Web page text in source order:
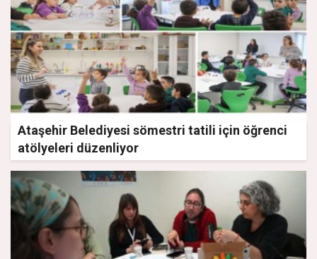
Ataşehir Belediyesi sömestri tatili için öğrenci
atölyeleri düzenliyor